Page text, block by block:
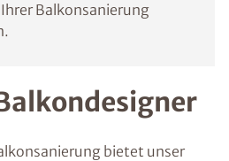
Balkonsanierung
bietet unser